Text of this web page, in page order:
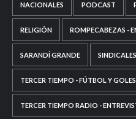
NACIONALES PODCAST
RELIGIÓN ROMPECABEZAS -
SARANDÍ GRANDE SINDICALES
TERCER TIEMPO - FÚTBOL Y GOLES
TERCER TIEMPO RADIO -